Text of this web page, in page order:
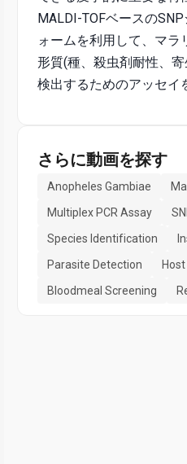
MALDI-TOFベースの
ォームを利用して、マ
形質(種、殺虫剤耐性、
検出するためのアッセイ
さらに動画を探す
Anopheles Gambiae
Multiplex PCR Assay
Species Identification
Parasite Detection
Bloodmeal Screening